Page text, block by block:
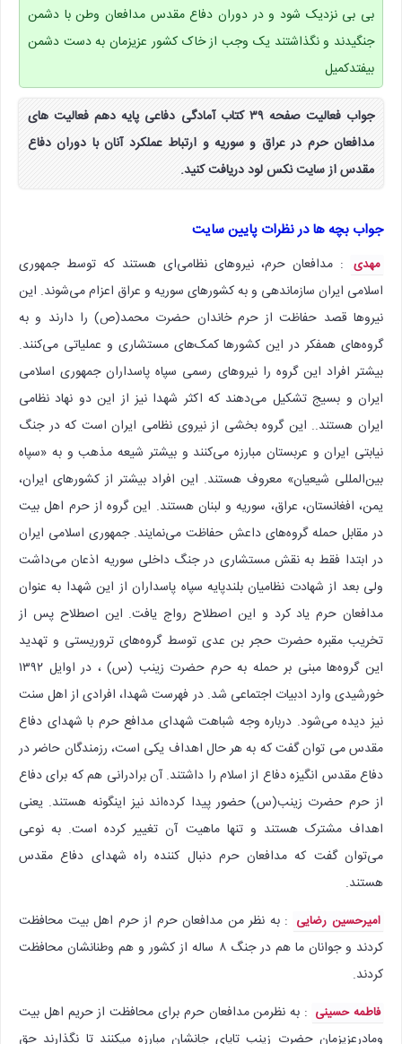
بی بی نزدیک شود و در دوران دفاع مقدس مدافعان وطن با دشمن
جنگیدند و نگذاشتند یک وجب از خاک کشور عزیزمان به دست دشمن
بیفتدکمیل
جواب فعالیت صفحه ۳۹ کتاب آمادگی دفاعی پایه دهم فعالیت های
مدافعان حرم در عراق و سوریه و ارتباط عملکرد آنان با دوران دفاع
مقدس از سایت نکس لود دریافت کنید.
جواب بچه ها در نظرات پایین سایت
مهدی : مدافعان حرم، نیروهای نظامی‌ای هستند که توسط جمهوری
اسلامی ایران سازماندهی و به کشورهای سوریه و عراق اعزام می‌شوند. این
نیروها قصد حفاظت از حرم خاندان حضرت محمد(ص) را دارند و به
گروه‌های همفکر در این کشورها کمک‌های مستشاری و عملیاتی می‌کنند.
بیشتر افراد این گروه را نیروهای رسمی سپاه پاسداران جمهوری اسلامی
ایران و بسیج تشکیل می‌دهند که اکثر شهدا نیز از این دو نهاد نظامی
ایران هستند.. این گروه بخشی از نیروی نظامی ایران است که در جنگ
نیابتی ایران و عربستان مبارزه می‌کنند و بیشتر شیعه مذهب و به «سپاه
بین‌المللی شیعیان» معروف هستند. این افراد بیشتر از کشورهای ایران،
یمن، افغانستان، عراق، سوریه و لبنان هستند. این گروه از حرم اهل بیت
در مقابل حمله گروه‌های داعش حفاظت می‌نمایند. جمهوری اسلامی ایران
در ابتدا فقط به نقش مستشاری در جنگ داخلی سوریه اذعان می‌داشت
ولی بعد از شهادت نظامیان بلندپایه سپاه پاسداران از این شهدا به عنوان
مدافعان حرم یاد کرد و این اصطلاح رواج یافت. این اصطلاح پس از
تخریب مقبره حضرت حجر بن عدی توسط گروه‌های تروریستی و تهدید
این گروه‌ها مبنی بر حمله به حرم حضرت زینب (س) ، در اوایل ۱۳۹۲
خورشیدی وارد ادبیات اجتماعی شد. در فهرست شهدا، افرادی از اهل سنت
نیز دیده می‌شود. درباره وجه شباهت شهدای مدافع حرم با شهدای دفاع
مقدس می توان گفت که به هر حال اهداف یکی است، رزمندگان حاضر در
دفاع مقدس انگیزه دفاع از اسلام را داشتند. آن برادرانی هم که برای دفاع
از حرم حضرت زینب(س) حضور پیدا کرده‌اند نیز اینگونه هستند. یعنی
اهداف مشترک هستند و تنها ماهیت آن تغییر کرده است. به نوعی
می‌توان گفت که مدافعان حرم دنبال کننده راه شهدای دفاع مقدس
هستند.
امیرحسین رضایی : به نظر من مدافعان حرم از حرم اهل بیت محافظت
کردند و جوانان ما هم در جنگ ۸ ساله از کشور و هم وطنانشان محافظت
کردند.
فاطمه حسینی : به نظرمن مدافعان حرم برای محافظت از حریم اهل بیت
ومادرعزیزمان حضرت زینب تاپای جانشان مبارزه میکنند تا نگذارند حق